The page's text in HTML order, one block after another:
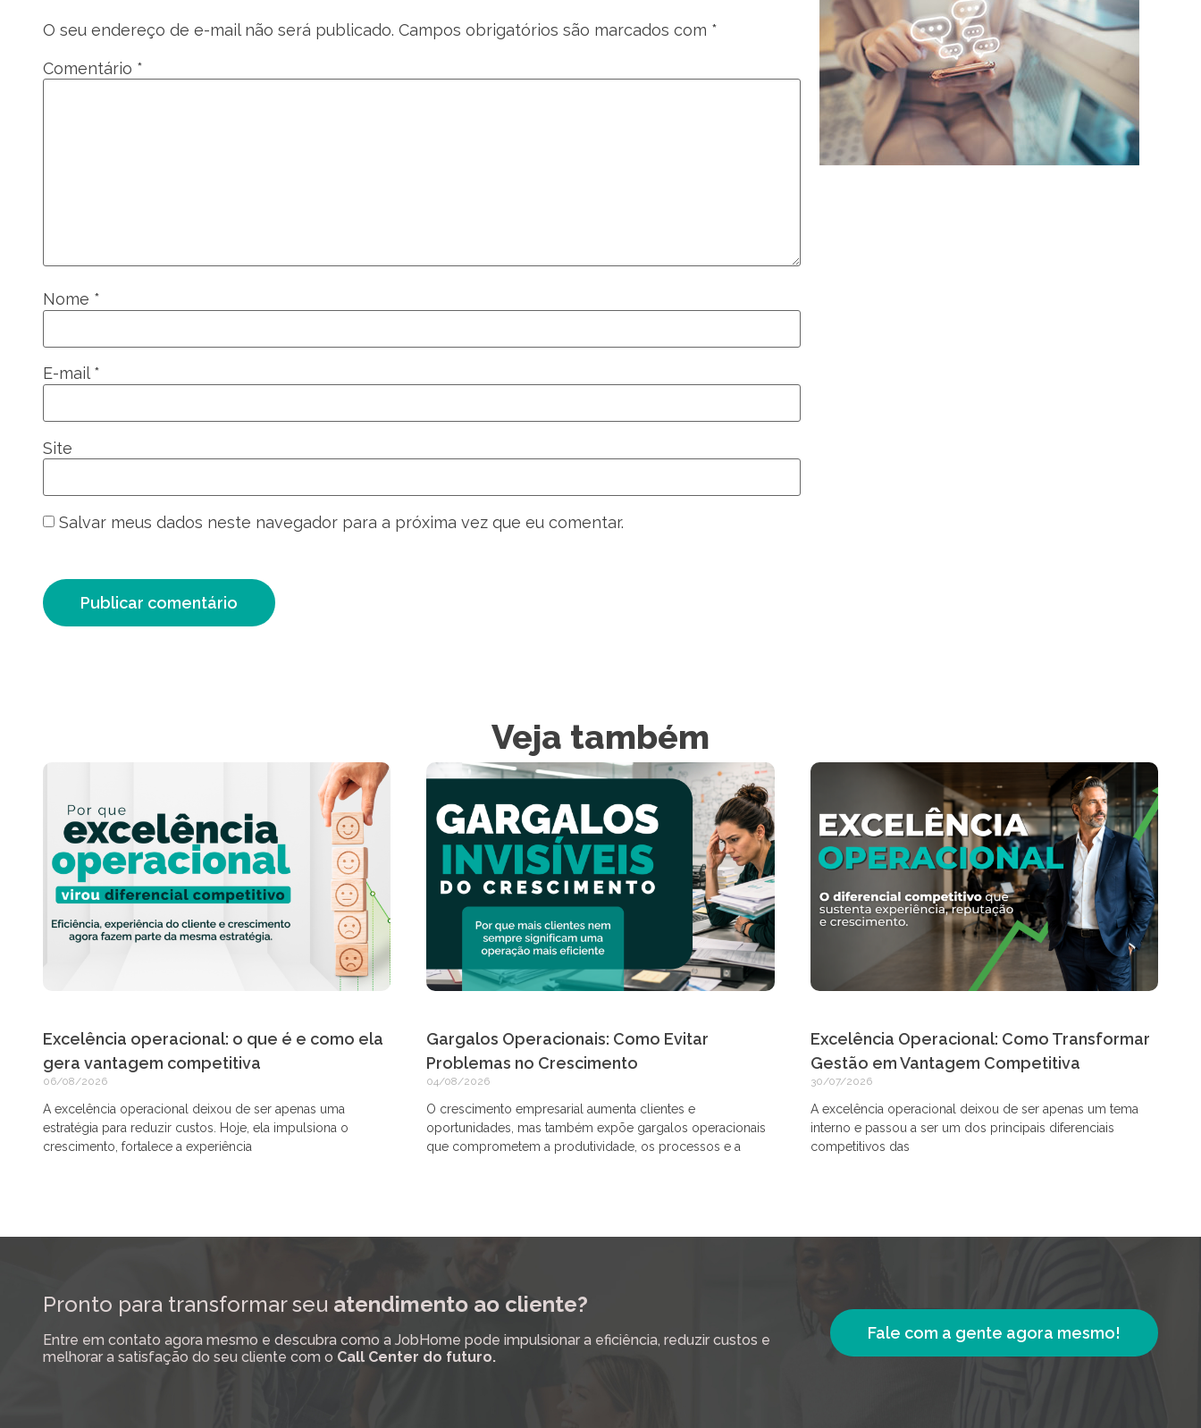
O seu endereço de e-mail não será publicado. Campos obrigatórios são marcados com *
Comentário *
Nome *
E-mail*
Site
Salvar meus dados neste navegador para a próxima vez que eu comentar.
Veja também
Excelência operacional: o que é e como ela
gera vantagem competitiva
06/08/2026
A excelência operacional deixou de ser apenas uma
estratégia para reduzir custos. Hoje, ela impulsiona o
crescimento, fortalece a experiência
Gargalos Operacionais: Como Evitar
Problemas no Crescimento
04/08/2026
O crescimento empresarial aumenta clientes e
oportunidades, mas também expõe gargalos operacionais
que comprometem a produtividade, os processos e a
Excelência Operacional: Como Transformar
Gestão em Vantagem Competitiva
30/07/2026
A excelência operacional deixou de ser apenas um tema
interno e passou a ser um dos principais diferenciais
competitivos das
Pronto para transformar seu atendimento ao cliente?
Entre em contato agora mesmo e descubra como a JobHome pode impulsionar a eficiência, reduzir custos e
melhorar a satisfação do seu cliente com o Call Center do futuro.
Fale com a gente agora mesmo!